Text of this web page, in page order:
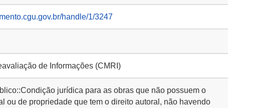
handle/1/3247
de Informações (CMRI)
jurídica para as obras que não possuem o
ou de propriedade que tem o direito autoral, não havendo